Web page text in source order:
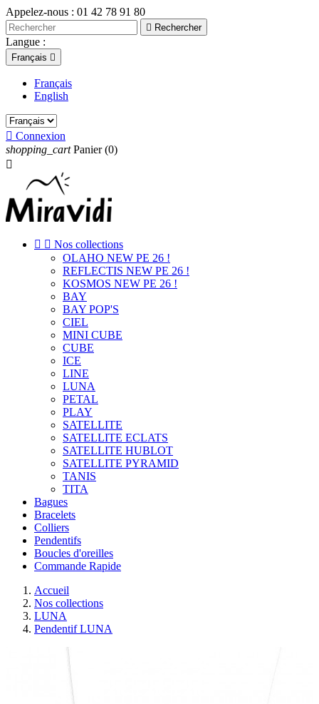
Appelez-nous : 01 42 78 91 80
 Rechercher
Langue :
Français 
Français
English
 Connexion
shopping_cart Panier (0)

  Nos collections
OLAHO NEW PE 26 !
REFLECTIS NEW PE 26 !
KOSMOS NEW PE 26 !
BAY
BAY POP'S
CIEL
MINI CUBE
CUBE
ICE
LINE
LUNA
PETAL
PLAY
SATELLITE
SATELLITE ECLATS
SATELLITE HUBLOT
SATELLITE PYRAMID
TANIS
TITA
Bagues
Bracelets
Colliers
Pendentifs
Boucles d'oreilles
Commande Rapide
Accueil
Nos collections
LUNA
Pendentif LUNA